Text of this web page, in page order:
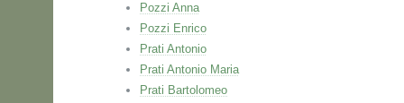
Pozzi Anna
Pozzi Enrico
Prati Antonio
Prati Antonio Maria
Prati Bartolomeo